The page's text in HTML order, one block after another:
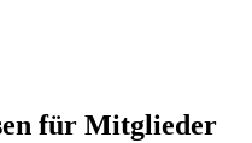
für Mitglieder